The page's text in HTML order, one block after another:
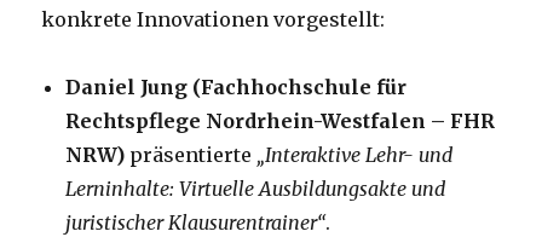
konkrete Innovationen vorgestellt:
Daniel Jung (Fachhochschule für
Rechtspflege Nordrhein-Westfalen – FHR
NRW) präsentierte „Interaktive Lehr- und
Lerninhalte: Virtuelle Ausbildungsakte und
juristischer Klausurentrainer“.